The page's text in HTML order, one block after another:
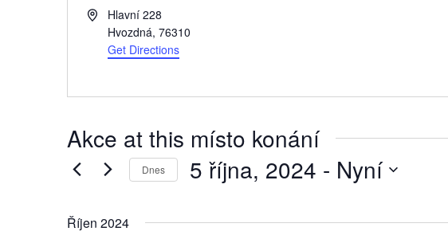
AddressHlavní 228
Hvozdná, 76310
Get Directions
Akce at this místo konání
Dnes 5 října, 2024 - Nyní
Říjen 2024